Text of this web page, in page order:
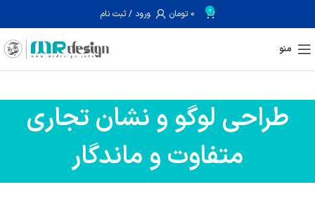
0
0 تومان ورود / ثبت نام
منو
طراحی لوگو و نشان تجاری
متفاوت و ماندگار